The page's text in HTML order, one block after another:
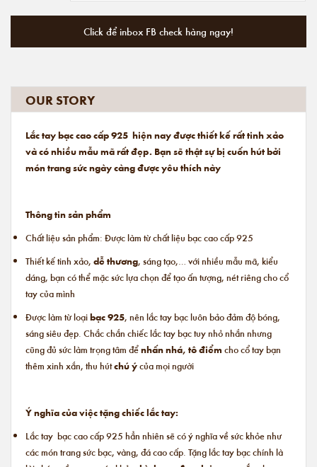
Click để inbox FB check hàng ngay!
OUR STORY
Lắc tay bạc cao cấp 925 hiện nay được thiết kế rất tinh xảo
và có nhiều mẫu mã rất đẹp. Bạn sẽ thật sự bị cuốn hút bởi
món trang sức ngày càng được yêu thích này
Thông tin sản phẩm
Chất liệu sản phẩm: Được làm từ chất liệu bạc cao cấp 925
Thiết kế tinh xảo, dễ thương, sáng tạo,… với nhiều mẫu mã, kiểu
dáng, bạn có thể mặc sức lựa chọn để tạo ấn tượng, nét riêng cho cổ
tay của mình
Được làm từ loạibạc 925, nên lắc tay bạc luôn bảo đảm độ bóng,
sáng siêu đẹp. Chắc chắn chiếc lắc tay bạc tuy nhỏ nhắn nhưng
cũng đủ sức làm trọng tâm đểnhấn nhá, tô điểm cho cổ tay bạn
thêm xinh xắn, thu hútchú ýcủa mọi người
Ý nghĩa của việc tặng chiếc lắc tay:
Lắc tay bạc cao cấp 925 hẳn nhiên sẽ có ý nghĩa về sức khỏe như
các món trang sức bạc, vàng, đá cao cấp. Tặng lắc tay bạc chính là